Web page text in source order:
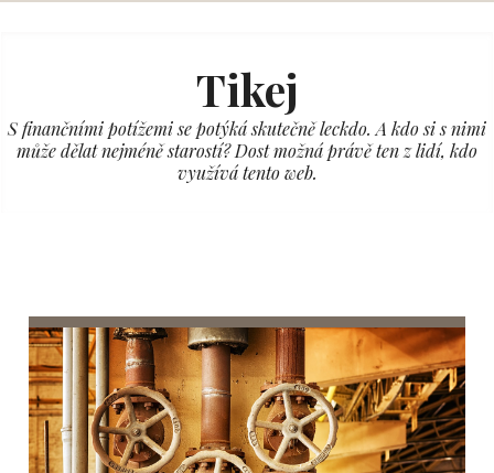
Tikej
S finančními potížemi se potýká skutečně leckdo. A kdo si s nimi
může dělat nejméně starostí? Dost možná právě ten z lidí, kdo
využívá tento web.